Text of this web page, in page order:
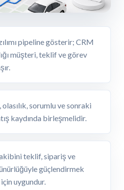
pipeline gösterir; CRM
müşteri, teklif ve görev
sorumlu ve sonraki
kaydında birleşmelidir.
teklif, sipariş ve
güçlendirmek
uygundur.